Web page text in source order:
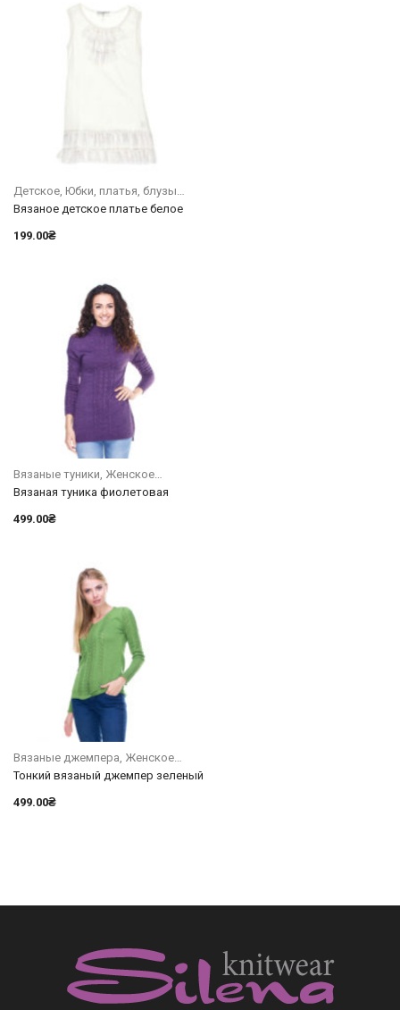
Детское Юбки, платья, блузы
Вязаное детское платье белое
199.00₴
Вязаные туники Женское
Вязаная туника фиолетовая
499.00₴
Вязаные джемпера Женское
Тонкий вязаный джемпер зеленый
499.00₴